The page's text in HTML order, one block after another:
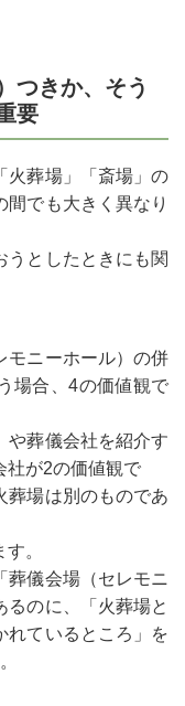
つきか、そう
要
火葬場」「斎場」の
でも大きく異なり
うとしたときにも関
モニーホール）の併
場合、4の価値観で
や葬儀会社を紹介す
社が2の価値観で
葬場は別のものであ
。
葬儀会場（セレモニ
るのに、「火葬場と
れているところ」を